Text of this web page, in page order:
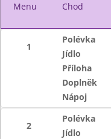
Menu
Chod
1
Polévka
Jídlo
Příloha
Doplněk
Nápoj
2
Polévka
Jídlo